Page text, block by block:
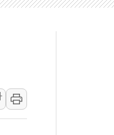
스라엘·이란 위협에 맞설 자
주"
프 제동
'올스톱'… 美 해상봉쇄 영향
나" 촉각
반도체주 '활짝'